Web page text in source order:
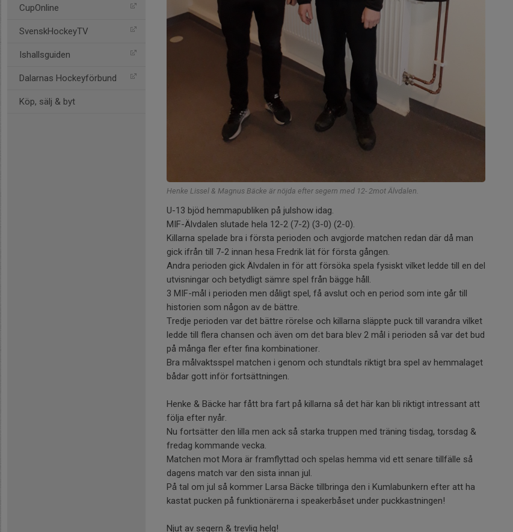
CupOnline
SvenskHockeyTV
Ishallsguiden
Dalarnas Hockeyförbund
Köp, sälj & byt
Henke Lissel & Magnus Bäcke är nöjda efter segern med 12- 2mot Älvdalen.
U-13 bjöd hemmapubliken på julshow idag.
MIF-Älvdalen slutade hela 12-2 (7-2) (3-0) (2-0).
Killarna spelade bra i första perioden och avgjorde matchen redan där då man
gick ifrån till 7-2 innan hesa Fredrik lät för första gången.
Andra perioden gick Älvdalen in för att försöka spela fysiskt vilket ledde till en del
utvisningar och betydligt sämre spel från bägge håll.
3 MIF-mål i perioden men dåligt spel, få avslut och en period som inte går till
historien som någon av de bättre.
Tredje perioden var det bättre rörelse och killarna släppte puck till varandra vilket
ledde till flera chansen och även om det bara blev 2 mål i perioden så var det bud
på många fler efter fina kombinationer.
Bra målvaktsspel matchen i genom och stundtals riktigt bra spel av hemmalaget
bådar gott inför fortsättningen.
Henke & Bäcke har fått bra fart på killarna så det här kan bli riktigt intressant att
följa efter nyår.
Nu fortsätter den lilla men ack så starka truppen med träning tisdag, torsdag &
fredag kommande vecka.
Matchen mot Mora är framflyttad och spelas hemma vid ett senare tillfälle så
dagens match var den sista innan jul.
På tal om jul så kommer Larsa Bäcke tillbringa den i Kumlabunkern efter att ha
kastat pucken på funktionärerna i speakerbåset under puckkastningen!
Njut av segern & trevlig helg!